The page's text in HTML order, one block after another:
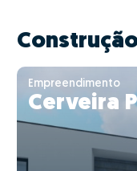
Empreendimento
Cerveira